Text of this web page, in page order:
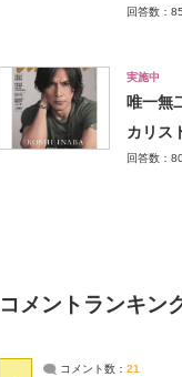
回答数：
実施中
唯一無
カリス
回答数：
コメントランキン
コメント数： 21